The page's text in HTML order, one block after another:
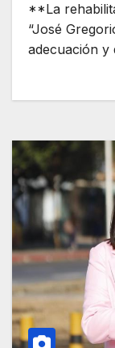
**La
“José
adecuación